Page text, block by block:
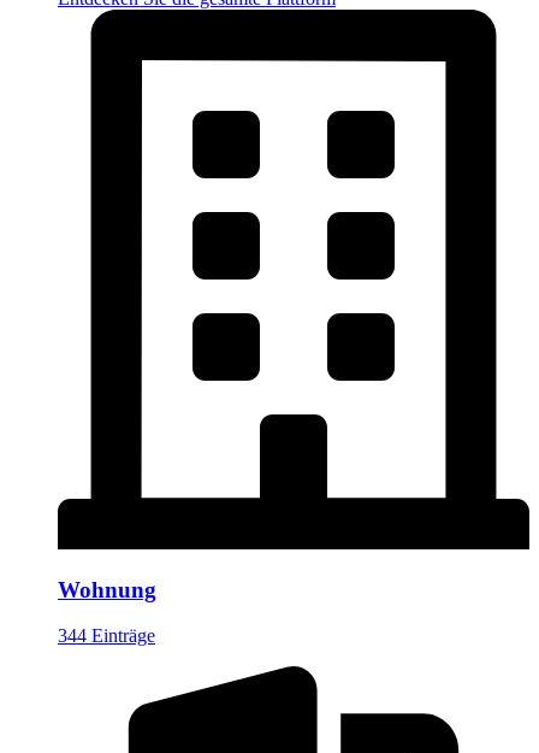
Wohnung
344 Einträge